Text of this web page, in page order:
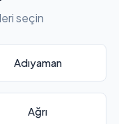
seçin
Adıyaman
Ağrı